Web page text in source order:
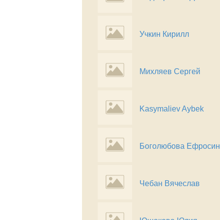
Учкин Кирилл
Михляев Сергей
Kasymaliev Aybek
Боголюбова
Чебан Вячеслав